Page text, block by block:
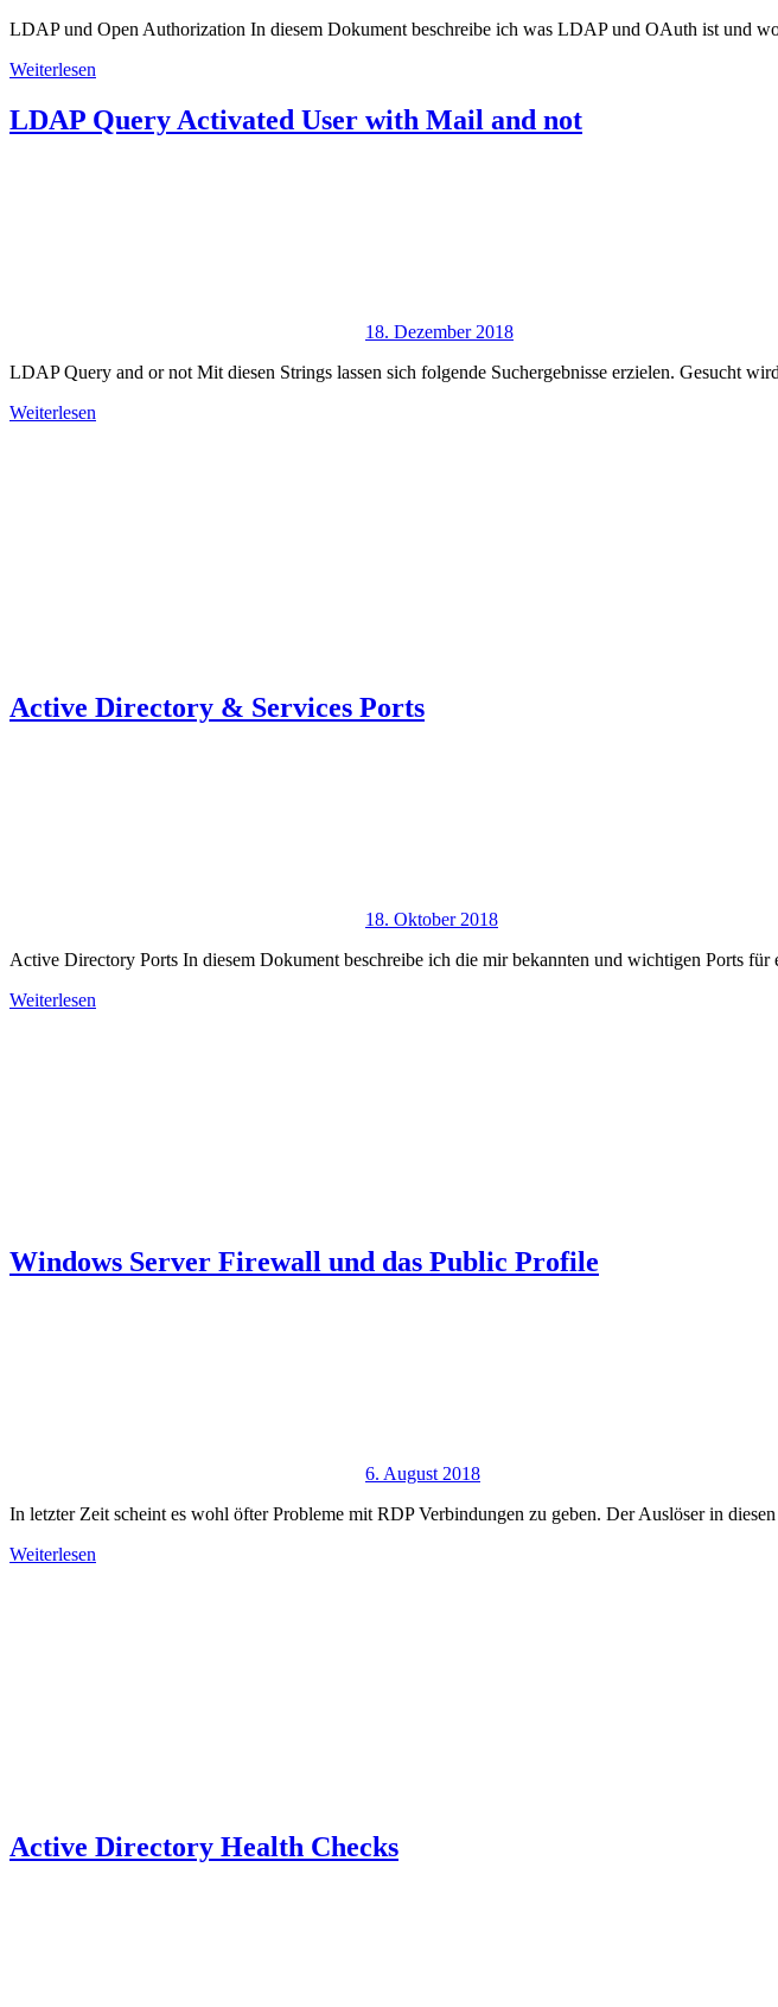
LDAP und Open Authorization In diesem Dokument beschreibe ich was LDAP und OAuth ist und
Weiterlesen
LDAP Query Activated User with Mail and not
18. Dezember 2018
LDAP Query and or not Mit diesen Strings lassen sich folgende Suchergebnisse erzielen. Gesucht
Weiterlesen
Active Directory & Services Ports
18. Oktober 2018
Active Directory Ports In diesem Dokument beschreibe ich die mir bekannten und wichtigen Ports
Weiterlesen
Windows Server Firewall und das Public Profile
6. August 2018
In letzter Zeit scheint es wohl öfter Probleme mit RDP Verbindungen zu geben. Der Auslöser in
Weiterlesen
Active Directory Health Checks